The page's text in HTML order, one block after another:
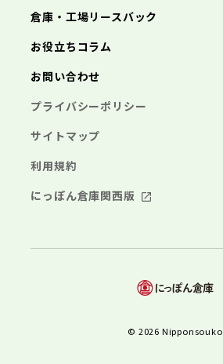
倉庫・工場リースバック
お役立ちコラム
お問い合わせ
プライバシーポリシー
サイトマップ
利用規約
にっぽん倉庫関西版
© 2026 Nipponsouko